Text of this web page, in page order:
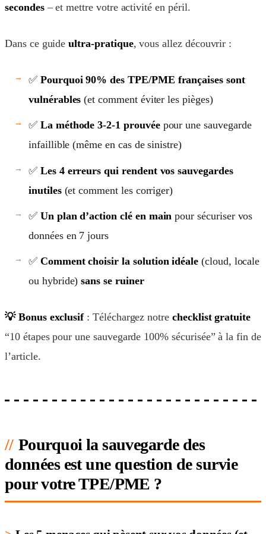
secondes– et mettre votre activité en péril.
Dans ce guideultra-pratique, vous allez découvrir :
✅ Pourquoi 90% des TPE/PME françaises sont
vulnérables (et comment éviter les pièges)
✅ La méthode 3-2-1 prouvéepour une sauvegarde
infaillible (même en cas de sinistre)
✅ Les 4 erreurs qui rendent vos sauvegardes
inutiles(et comment les corriger)
✅ Un plan d’action clé en main pour sécuriser vos
données en 7 jours
✅ Comment choisir la solution idéale (cloud, locale
ou hybride)sans se ruiner
💡 Bonus exclusif: Téléchargez notrechecklist gratuite
“10 étapes pour une sauvegarde 100% sécurisée” à la fin de
l’article.
Pourquoi la sauvegarde des
données est une question de survie
pour votre TPE/PME ?